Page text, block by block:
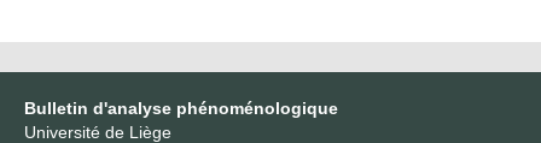
Bulletin d'analyse phénoménologique
Université de Liège